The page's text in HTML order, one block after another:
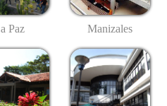
Paz Manizales